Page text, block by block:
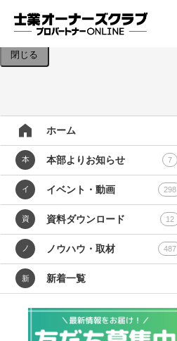
検索条件を入力してください。
閉じる
ホーム
本 本部よりお知らせ 7
イ イベント・動画 298
資 資料ダウンロード 12
ノ ノウハウ・取材 487
新 新着一覧